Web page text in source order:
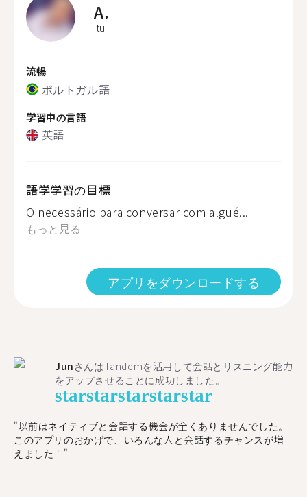
A.
Itu
流暢
ポルトガル語
学習中の言語
英語
語学学習の目標
O necessário para conversar com algué...
もっと見る
アプリをダウンロードする
Jun さんはTandemを活用して会話とリスニング能力
をアップさせることに成功しました。
starstarstarstarstar
"以前はネイティブと会話する機会が全くありませんでした。
このアプリのおかげで、いろんな人と会話するチャンスが増
えました！"